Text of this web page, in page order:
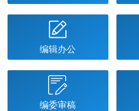
编辑办公
编委审稿